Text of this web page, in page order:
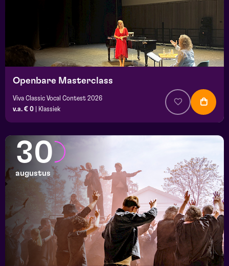
Openbare Masterclass
Viva Classic Vocal Contest 2026
v.a. € 0
Klassiek
30
augustus